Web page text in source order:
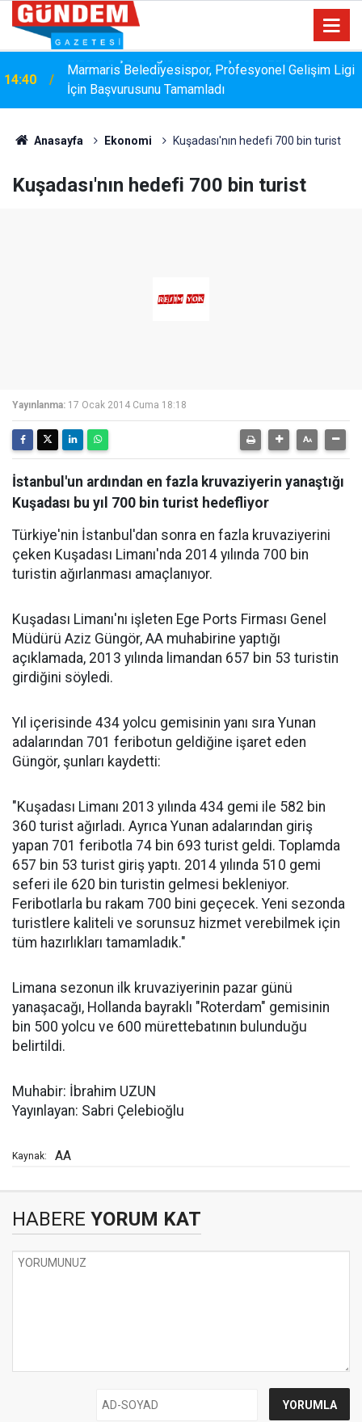
14:40
Marmaris Belediyesispor, Profesyonel Gelişim Ligi
İçin Başvurusunu Tamamladı
Anasayfa Ekonomi Kuşadası'nın hedefi 700 bin turist
Kuşadası'nın hedefi 700 bin turist
Yayınlanma: 17 Ocak 2014 Cuma 18:18
İstanbul'un ardından en fazla kruvaziyerin yanaştığı
Kuşadası bu yıl 700 bin turist hedefliyor
Türkiye'nin İstanbul'dan sonra en fazla kruvaziyerini
çeken Kuşadası Limanı'nda 2014 yılında 700 bin
turistin ağırlanması amaçlanıyor.
Kuşadası Limanı'nı işleten Ege Ports Firması Genel
Müdürü Aziz Güngör, AA muhabirine yaptığı
açıklamada, 2013 yılında limandan 657 bin 53 turistin
girdiğini söyledi.
Yıl içerisinde 434 yolcu gemisinin yanı sıra Yunan
adalarından 701 feribotun geldiğine işaret eden
Güngör, şunları kaydetti:
"Kuşadası Limanı 2013 yılında 434 gemi ile 582 bin
360 turist ağırladı. Ayrıca Yunan adalarından giriş
yapan 701 feribotla 74 bin 693 turist geldi. Toplamda
657 bin 53 turist giriş yaptı. 2014 yılında 510 gemi
seferi ile 620 bin turistin gelmesi bekleniyor.
Feribotlarla bu rakam 700 bini geçecek. Yeni sezonda
turistlere kaliteli ve sorunsuz hizmet verebilmek için
tüm hazırlıkları tamamladık."
Limana sezonun ilk kruvaziyerinin pazar günü
yanaşacağı, Hollanda bayraklı "Roterdam" gemisinin
bin 500 yolcu ve 600 mürettebatının bulunduğu
belirtildi.
Muhabir: İbrahim UZUN
Yayınlayan: Sabri Çelebioğlu
Kaynak: AA
HABERE YORUM KAT